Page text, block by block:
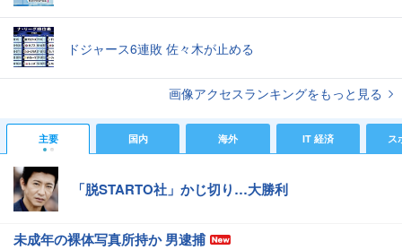
ドジャース6連敗 佐々木が止める
画像アクセスランキングをもっと見る
主要 国内 海外 IT 経済 ス
「脱STARTO社」かじ切り…大勝利
未成年の裸体写真所持か 男逮捕